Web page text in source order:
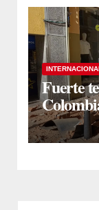
Fuerte
edificios